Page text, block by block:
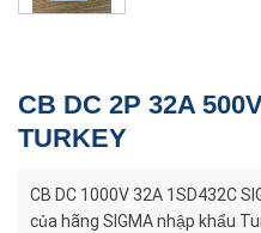
CB DC 2P 32A
TURKEY
CB DC 1000V 32A 1SD432C
của hãng SIGMA nhập khẩu